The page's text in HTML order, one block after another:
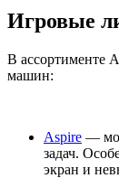
Игровые
В ассортименте
машин:
Aspire —
задач.
экран и